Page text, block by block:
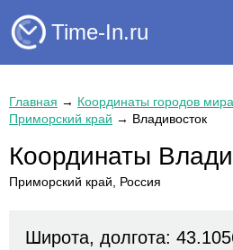
Time-In.ru
Главная → Координаты городов мира
Приморский край → Владивосток
Координаты
Приморский край, Россия
Широта, долгота: